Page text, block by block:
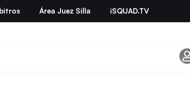
Área Juez Silla iSQUAD.TV